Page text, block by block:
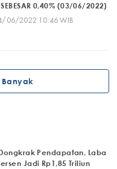
SEBESAR 0,40% (03/06/2022)
06/2022 10:46 WIB
Pendapatan, Laba
Jadi Rp1,85 Triliun